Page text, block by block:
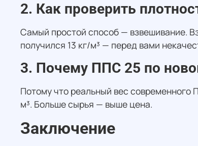
2. Как проверить
Самый простой способ — взвешивание.
получился 13 кг/м³ — перед вами
3. Почему ППС 25 по
Потому что реальный вес современного
м³. Больше сырья — выше цена.
Заключение